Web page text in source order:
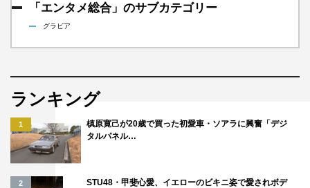
「エンタメ総合」のサブカテゴリー
グラビア
ランキング
1
槙原寛己が20歳で買った初愛車・ソアラに興奮「デジ
タルパネル…
2
STU48・甲斐心愛、イエローのビキニ姿で愛されボデ